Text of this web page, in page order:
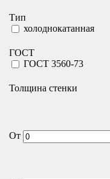
Тип
холоднокатанная
ГОСТ
ГОСТ 3560-73
Толщина стенки
От